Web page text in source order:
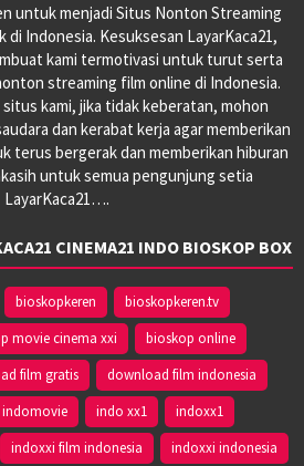
untuk menjadi Situs Nonton Streaming
di Indonesia. Kesuksesan LayarKaca21,
kami termotivasi untuk turut serta
streaming film online di Indonesia.
situs kami, jika tidak keberatan, mohon
dan kerabat kerja agar memberikan
terus bergerak dan memberikan hiburan
untuk semua pengunjung setia
LayarKaca21….
CINEMA21 INDO BIOSKOP BOX
bioskopkeren
bioskopkeren.tv
movie cinema xxi
bioskop online
film gratis
download film indonesia
indomovie indo xx1
indoxx1
indoxxi film indonesia
indoxxi indonesia